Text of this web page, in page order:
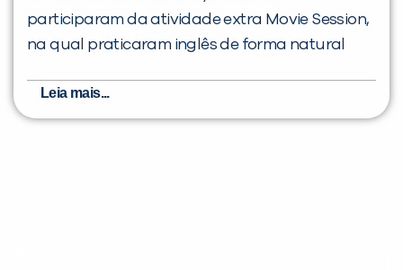
participaram da atividade extra Movie Session,
na qual praticaram inglês de forma natural
Leia mais...